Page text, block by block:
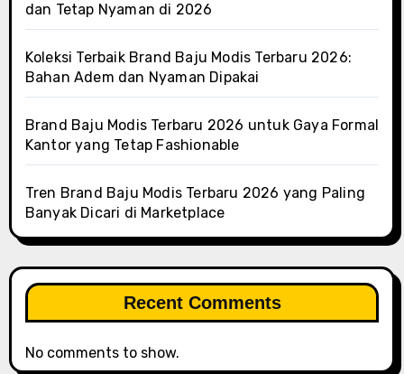
dan Tetap Nyaman di 2026
Koleksi Terbaik Brand Baju Modis Terbaru 2026:
Bahan Adem dan Nyaman Dipakai
Brand Baju Modis Terbaru 2026 untuk Gaya Formal
Kantor yang Tetap Fashionable
Tren Brand Baju Modis Terbaru 2026 yang Paling
Banyak Dicari di Marketplace
Recent Comments
No comments to show.